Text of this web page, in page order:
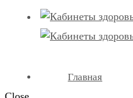
Главная